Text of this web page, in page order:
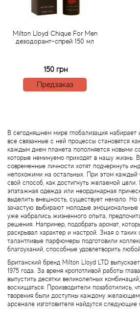
Milton Lloyd Chique For Men
дезодорант-спрей 150 мл
150 грн
Предзаказ
В сегодняшнем мире глобализация набирает
все связанные с ней процессы становятся
каждым днем планета пополняется новыми
которые неминуемо приходят в нашу жизнь.
современные личности хотят подчеркнуть
непохожими на остальных. При этом каждый
свой способ, как достигнуть желаемой цели.
эпатажная одежда или неординарная
выделить внешность, существует немало.
зачастую выбирают молодые
уже набрались жизненного опыта,
решения. Например, подобрать аромат,
раскрывал характер и настрой. Зная о таких
талантливые парфюмеры подготовили
благоуханий, способные удовлетворить
Британский бренд Milton Lloyd LTD
1975 года. За время кропотливой работы
выпустить десятки великолепных
восхищаться. Производители позаботились,
творения были доступны каждому
арсенале изготовителя найдутся следующие
Acqua di Sardegna
Affinessence
Afnan
Agatha Ruiz de la Prada
Agent Provocateur
Agonist
Aigner
Aj Arabia (Widian)